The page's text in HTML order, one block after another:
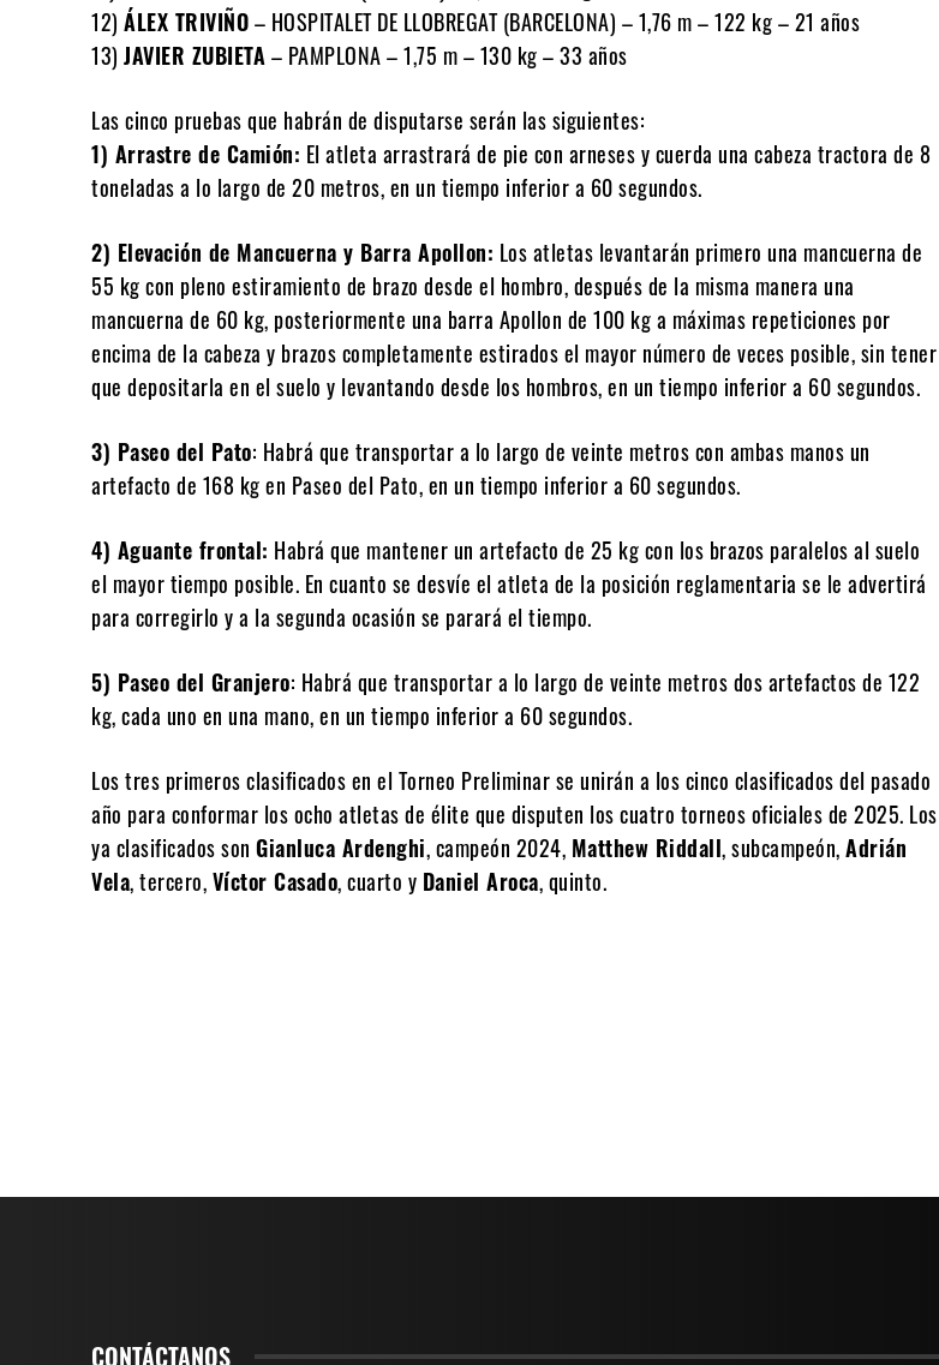
12) ÁLEX TRIVIÑO– HOSPITALET DE LLOBREGAT (BARCELONA) – 1,76 m – 122 kg – 21 años
13) JAVIER ZUBIETA– PAMPLONA – 1,75 m – 130 kg – 33 años
Las cinco pruebas que habrán de disputarse serán las siguientes:
1) Arrastre de Camión: El atleta arrastrará de pie con arneses y cuerda una cabeza tractora de 8
toneladas a lo largo de 20 metros, en un tiempo inferior a 60 segundos.
2) Elevación de Mancuerna y Barra Apollon: Los atletas levantarán primero una mancuerna de
55 kg con pleno estiramiento de brazo desde el hombro, después de la misma manera una
mancuerna de 60 kg, posteriormente una barra Apollon de 100 kg a máximas repeticiones por
encima de la cabeza y brazos completamente estirados el mayor número de veces posible, sin tener
que depositarla en el suelo y levantando desde los hombros, en un tiempo inferior a 60 segundos.
3) Paseo del Pato: Habrá que transportar a lo largo de veinte metros con ambas manos un
artefacto de 168 kg en Paseo del Pato, en un tiempo inferior a 60 segundos.
4) Aguante frontal: Habrá que mantener un artefacto de 25 kg con los brazos paralelos al suelo
el mayor tiempo posible. En cuanto se desvíe el atleta de la posición reglamentaria se le advertirá
para corregirlo y a la segunda ocasión se parará el tiempo.
5) Paseo del Granjero: Habrá que transportar a lo largo de veinte metros dos artefactos de 122
kg, cada uno en una mano, en un tiempo inferior a 60 segundos.
Los tres primeros clasificados en el Torneo Preliminar se unirán a los cinco clasificados del pasado
año para conformar los ocho atletas de élite que disputen los cuatro torneos oficiales de 2025. Los
ya clasificados son Gianluca Ardenghi, campeón 2024, Matthew Riddall, subcampeón,Adrián
Vela, tercero,Víctor Casado, cuarto y Daniel Aroca, quinto.
CONTÁCTANOS